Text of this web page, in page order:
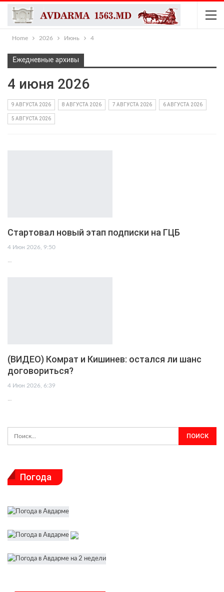
Home 2026 Июнь 4
Ежедневные архивы
4 июня 2026
9 АВГУСТА 2026 8 АВГУСТА 2026 7 АВГУСТА 2026 6 АВГУСТА 2026
5 АВГУСТА 2026
Стартовал новый этап подписки на ГЦБ
4 Июн 2026, 9:50
…
(ВИДЕО) Комрат и Кишинев: остался ли шанс
договориться?
4 Июн 2026, 6:39
…
Погода